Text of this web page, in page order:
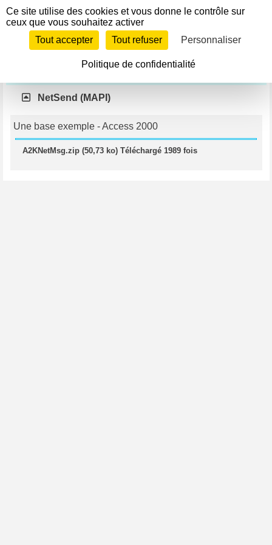
Télécharger
Si le lien ne fonctionne pas, contactez le webmestre pour
NetSend (MAPI)
Une base exemple - Access 2000
A2KNetMsg.zip (50,73 ko) Téléchargé 1989 fois
Panneau de gestion des cookies
Ce site utilise des cookies et vous donne le contrôle sur
ceux que vous souhaitez activer
Tout accepter
Tout refuser Personnaliser
Politique de confidentialité